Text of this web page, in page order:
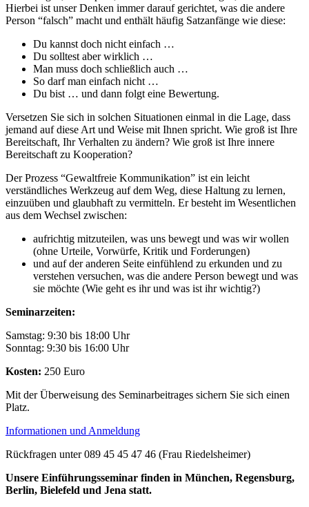
Hierbei ist unser Denken immer darauf gerichtet, was die andere
Person “falsch” macht und enthält häufig Satzanfänge wie diese:
Du kannst doch nicht einfach …
Du solltest aber wirklich …
Man muss doch schließlich auch …
So darf man einfach nicht …
Du bist … und dann folgt eine Bewertung.
Versetzen Sie sich in solchen Situationen einmal in die Lage, dass
jemand auf diese Art und Weise mit Ihnen spricht. Wie groß ist Ihre
Bereitschaft, Ihr Verhalten zu ändern? Wie groß ist Ihre innere
Bereitschaft zu Kooperation?
Der Prozess “Gewaltfreie Kommunikation” ist ein leicht
verständliches Werkzeug auf dem Weg, diese Haltung zu lernen,
einzuüben und glaubhaft zu vermitteln. Er besteht im Wesentlichen
aus dem Wechsel zwischen:
aufrichtig mitzuteilen, was uns bewegt und was wir wollen
(ohne Urteile, Vorwürfe, Kritik und Forderungen)
und auf der anderen Seite einfühlend zu erkunden und zu
verstehen versuchen, was die andere Person bewegt und was
sie möchte (Wie geht es ihr und was ist ihr wichtig?)
Seminarzeiten:
Samstag: 9:30 bis 18:00 Uhr
Sonntag: 9:30 bis 16:00 Uhr
Kosten: 250 Euro
Mit der Überweisung des Seminarbeitrages sichern Sie sich einen
Platz.
Informationen und Anmeldung
Rückfragen unter 089 45 45 47 46 (Frau Riedelsheimer)
Unsere Einführungsseminar finden in München, Regensburg,
Berlin, Bielefeld und Jena statt.